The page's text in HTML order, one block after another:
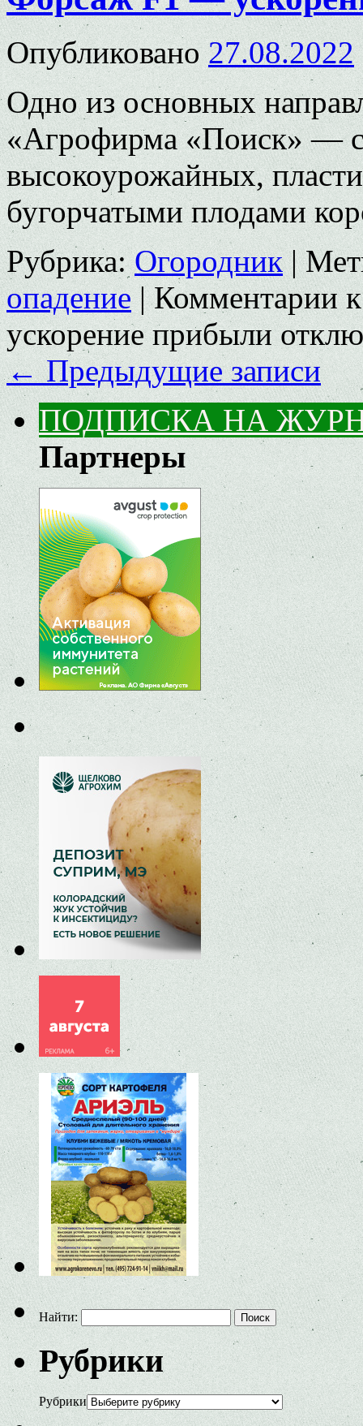
Опубликовано 27.08.2022
Одно из основных
«Агрофирма «Поиск» —
высокоурожайных,
бугорчатыми плодами
Рубрика: Огородник |
опадение | Комментарии
ускорение прибыли
←Предыдущие записи
ПОДПИСКА НА
Партнеры
Найти:
Рубрики
Рубрики